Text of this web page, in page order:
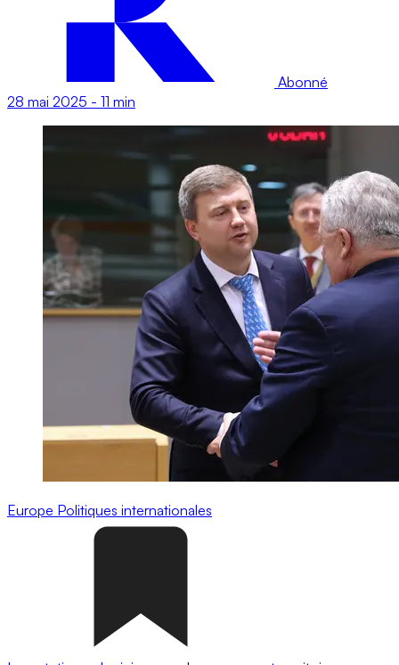
Abonné
28 mai 2025 - 11 min
Europe Politiques internationales